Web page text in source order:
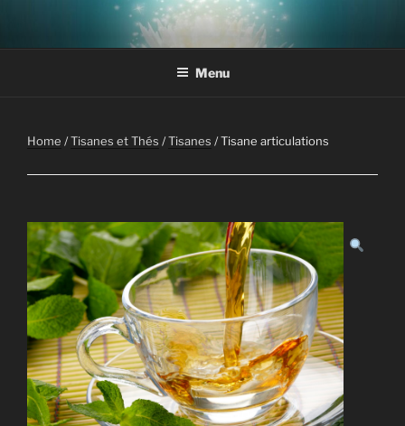
contenu
Menu
Home /Tisanes et Thés /Tisanes / Tisane articulations